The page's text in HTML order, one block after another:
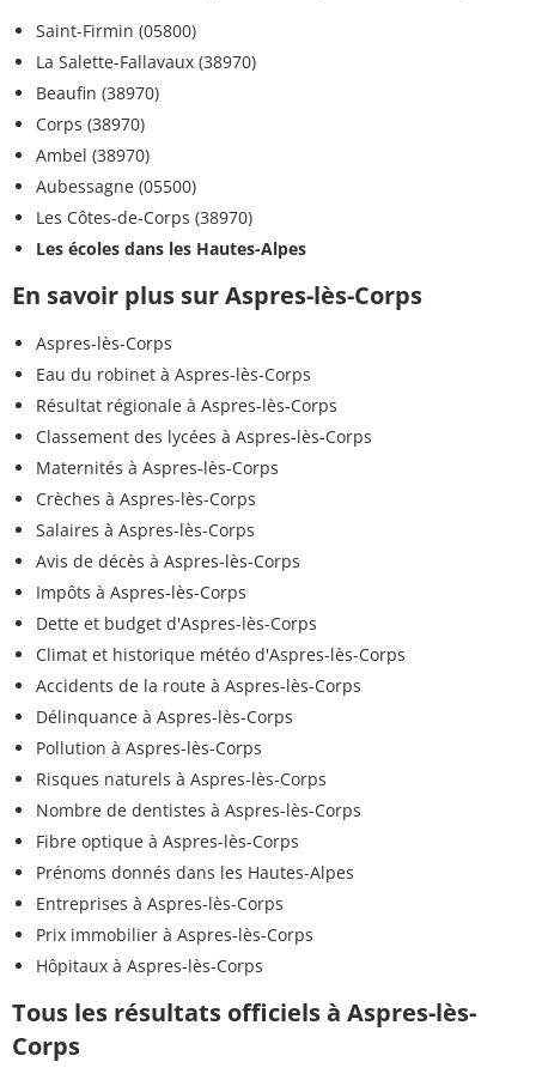
Saint-Firmin (05800)
La Salette-Fallavaux (38970)
Beaufin (38970)
Corps (38970)
Ambel (38970)
Aubessagne (05500)
Les Côtes-de-Corps (38970)
Les écoles dans les Hautes-Alpes
En savoir plus sur Aspres-lès-Corps
Aspres-lès-Corps
Eau du robinet à Aspres-lès-Corps
Résultat régionale à Aspres-lès-Corps
Classement des lycées à Aspres-lès-Corps
Maternités à Aspres-lès-Corps
Crèches à Aspres-lès-Corps
Salaires à Aspres-lès-Corps
Avis de décès à Aspres-lès-Corps
Impôts à Aspres-lès-Corps
Dette et budget d'Aspres-lès-Corps
Climat et historique météo d'Aspres-lès-Corps
Accidents de la route à Aspres-lès-Corps
Délinquance à Aspres-lès-Corps
Pollution à Aspres-lès-Corps
Risques naturels à Aspres-lès-Corps
Nombre de dentistes à Aspres-lès-Corps
Fibre optique à Aspres-lès-Corps
Prénoms donnés dans les Hautes-Alpes
Entreprises à Aspres-lès-Corps
Prix immobilier à Aspres-lès-Corps
Hôpitaux à Aspres-lès-Corps
Tous les résultats officiels à Aspres-lès-
Corps